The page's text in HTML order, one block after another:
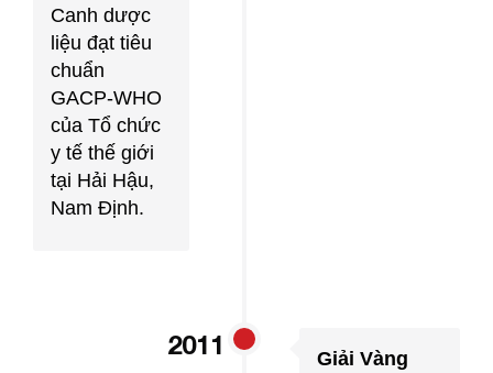
Canh dược
liệu đạt tiêu
chuẩn
GACP-WHO
của Tổ chức
y tế thế giới
tại Hải Hậu,
Nam Định.
2011
Giải Vàng